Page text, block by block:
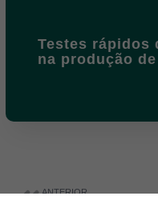
Testes rápidos
na produção
ANTERIOR